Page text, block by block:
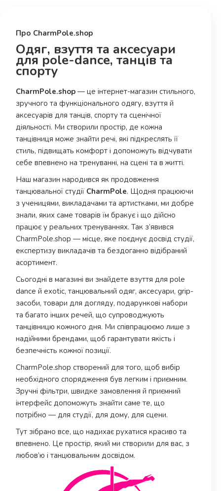
Про CharmPole.shop
Одяг, взуття та аксесуари
для pole-dance, танців та
спорту
CharmPole.shop — це інтернет-магазин стильного,
зручного та функціонального одягу, взуття й
аксесуарів для танців, спорту та сценічної
діяльності. Ми створили простір, де кожна
танцівниця може знайти речі, які підкреслять її
стиль, підвищать комфорт і допоможуть відчувати
себе впевнено на тренуванні, на сцені та в житті.
Наш магазин народився як продовження
танцювальної студії CharmPole. Щодня працюючи
з ученицями, викладачами та артистками, ми добре
знали, яких саме товарів їм бракує і що дійсно
працює у реальних тренуваннях. Так з’явився
CharmPole.shop — місце, яке поєднує досвід студії,
експертизу викладачів та бездоганно відібраний
асортимент.
Сьогодні в магазині ви знайдете взуття для pole
dance й exotic, танцювальний одяг, аксесуари, grip-
засоби, товари для догляду, подарункові набори
та багато інших речей, що супроводжують
танцівницю кожного дня. Ми співпрацюємо лише з
надійними брендами, щоб гарантувати якість і
безпечність кожної позиції.
CharmPole.shop створений для того, щоб вибір
необхідного спорядження був легким і приємним.
Зручні фільтри, швидке замовлення й приємний
інтерфейс допоможуть знайти саме те, що
потрібно — для студії, для дому, для сцени.
Тут зібрано все, що надихає рухатися красиво та
впевнено. Це простір, який ми створили для вас, з
любов’ю і танцювальним досвідом.